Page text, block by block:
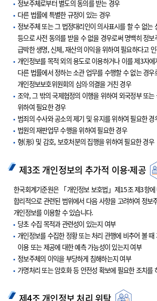
정보주체로부터 별도의 동의를 받는 경우
다른 법률에 특별한 규정이 있는 경우
정보주체 또는 그 법정대리인이 의사표시를 할 수 없는
등으로 사전 동의를 받을 수 없을 경우로써 명백히 정보
급박한 생명, 신체, 재산의 이익을 위하여 필요하다고
개인정보를 목적 외의 용도로 이용하거나 이를 제3자에
다른 법률에서 정하는 소관 업무를 수행할 수 없는 경우
개인정보보호위원회의 심의·의결을 거친 경우
조약, 그 밖의 국제협정의 이행을 위하여 외국정부 또는
위하여 필요한 경우
범죄의 수사와 공소의 제기 및 유지를 위하여 필요한 경
법원의 재판업무 수행을 위하여 필요한 경우
형(形) 및 감호, 보호처분의 집행을 위하여 필요한 경우
제3조 개인정보의 추가적 이용·제공
한국회계기준원은 「개인정보 보호법」제15조 제3항에
합리적으로 관련된 범위에서 다음 사항을 고려하여 정보
개인정보를 이용할 수 있습니다.
당초 수집 목적과 관련성이 있는지 여부
개인정보를 수집한 정황 또는 처리 관행에 비추어 볼 때
이용 또는 제공에 대한 예측 가능성이 있는지 여부
정보주체의 이익을 부당하게 침해하는지 여부
가명처리 또는 암호화 등 안전성 확보에 필요한 조치를